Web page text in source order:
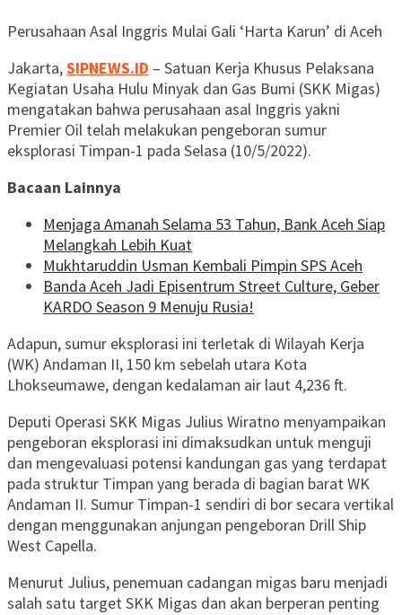
Perusahaan Asal Inggris Mulai Gali ‘Harta Karun’ di Aceh
Jakarta,SIPNEWS.ID – Satuan Kerja Khusus Pelaksana
Kegiatan Usaha Hulu Minyak dan Gas Bumi (SKK Migas)
mengatakan bahwa perusahaan asal Inggris yakni
Premier Oil telah melakukan pengeboran sumur
eksplorasi Timpan-1 pada Selasa (10/5/2022).
Bacaan Lainnya
Menjaga Amanah Selama 53 Tahun, Bank Aceh Siap
Melangkah Lebih Kuat
Mukhtaruddin Usman Kembali Pimpin SPS Aceh
Banda Aceh Jadi Episentrum Street Culture, Geber
KARDO Season 9 Menuju Rusia!
Adapun, sumur eksplorasi ini terletak di Wilayah Kerja
(WK) Andaman II, 150 km sebelah utara Kota
Lhokseumawe, dengan kedalaman air laut 4,236 ft.
Deputi Operasi SKK Migas Julius Wiratno menyampaikan
pengeboran eksplorasi ini dimaksudkan untuk menguji
dan mengevaluasi potensi kandungan gas yang terdapat
pada struktur Timpan yang berada di bagian barat WK
Andaman II. Sumur Timpan-1 sendiri di bor secara vertikal
dengan menggunakan anjungan pengeboran Drill Ship
West Capella.
Menurut Julius, penemuan cadangan migas baru menjadi
salah satu target SKK Migas dan akan berperan penting